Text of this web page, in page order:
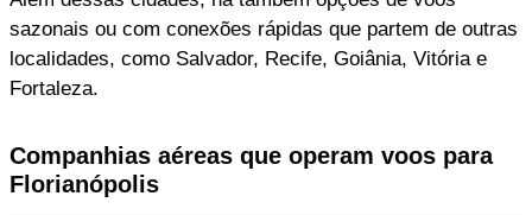
sazonais ou com conexões rápidas que partem de outras
localidades, como Salvador, Recife, Goiânia, Vitória e
Fortaleza.
Companhias aéreas que operam voos para
Florianópolis